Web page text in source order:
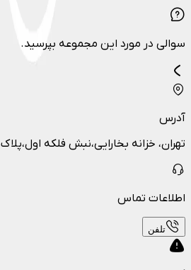
سوالی در مورد این مجموعه بپرسید.
آدرس
تهران، خزانه بخارایی،نبش فلکه اول،پلاک ۱۸
اطلاعات تماس
تلفن